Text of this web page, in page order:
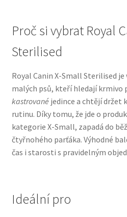
Oblečky pro psy
Pelíšky pro psy
Ortopedické pelíšky
Přepravky pro psy
Royal Canin pro psy
Proč si vybrat Royal
Sterilised
Royal Canin X-Small Sterilised
malých psů, kteří hledají krmivo
kastrovanéjedince a chtějí držet
rutinu. Díky tomu, že jde o
kategorie X-Small, zapadá do
čtyřnohého parťáka. Výhodné
čas i starosti s pravidelným
Ideální pro